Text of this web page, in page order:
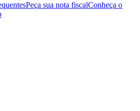
Peça sua nota fiscalConheça o